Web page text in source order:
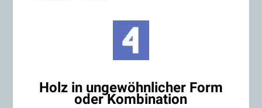
Holz in ungewöhnlicher Form
oder Kombination